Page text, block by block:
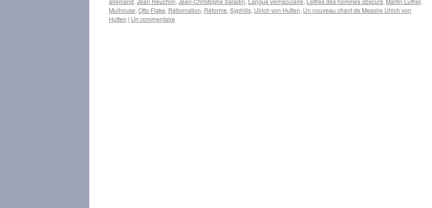
Mulhouse, Otto Flake, Réformation, Réforme, Syphilis, Ulrich von Hutten, Un nouveau chant de Messire Ulrich von
Hutten | Un commentaire